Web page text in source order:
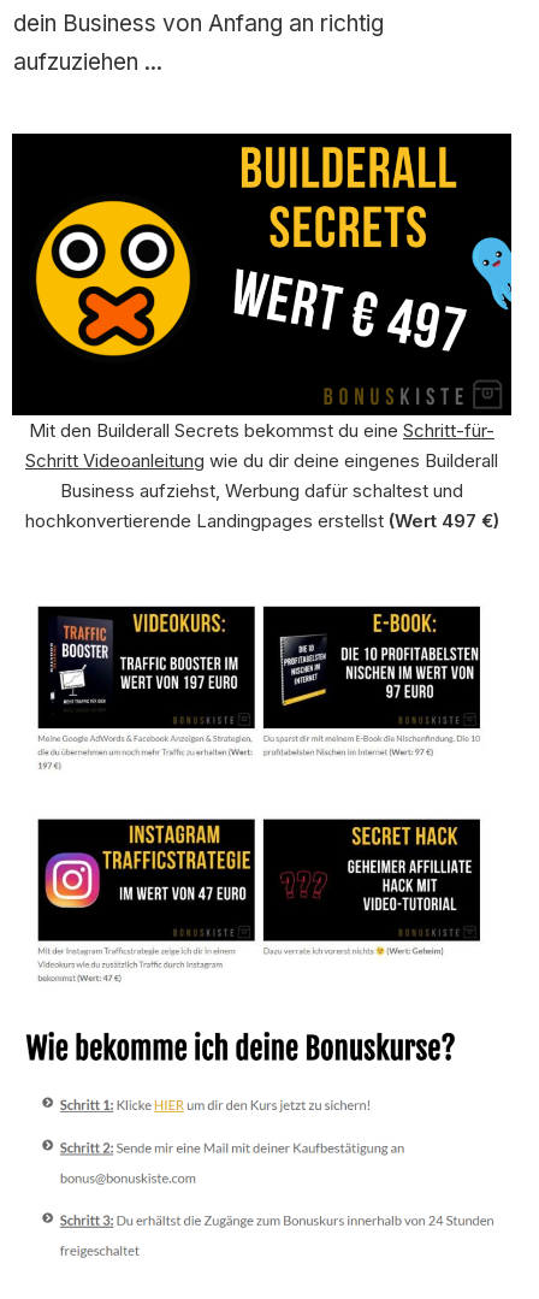
dein Business von Anfang an richtig
aufzuziehen ...
Mit den Builderall Secrets bekommst du eine Schritt-für-
Schritt Videoanleitung wie du dir deine eingenes Builderall
Business aufziehst, Werbung dafür schaltest und
hochkonvertierende Landingpages erstellst (Wert 497 €)